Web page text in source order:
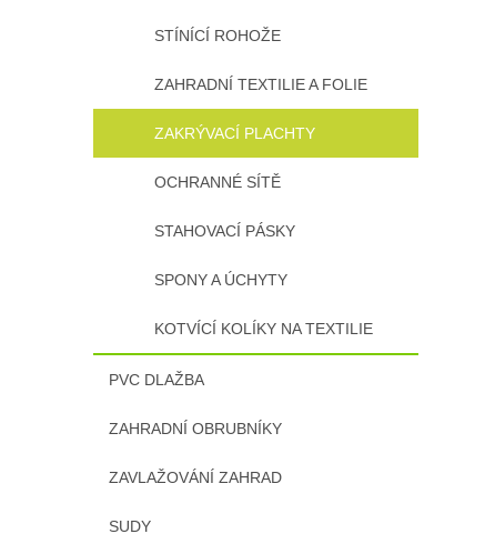
STÍNÍCÍ ROHOŽE
ZAHRADNÍ TEXTILIE A FOLIE
ZAKRÝVACÍ PLACHTY
OCHRANNÉ SÍTĚ
STAHOVACÍ PÁSKY
SPONY A ÚCHYTY
KOTVÍCÍ KOLÍKY NA TEXTILIE
PVC DLAŽBA
ZAHRADNÍ OBRUBNÍKY
ZAVLAŽOVÁNÍ ZAHRAD
SUDY